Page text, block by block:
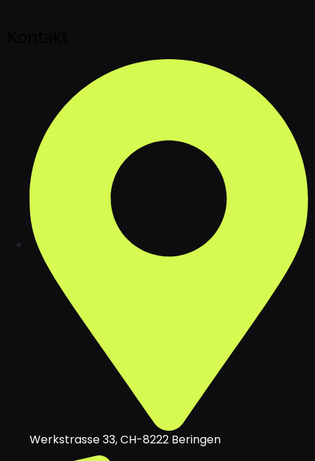
Werkstrasse 33, CH-8222 Beringen